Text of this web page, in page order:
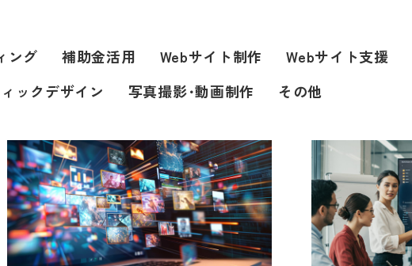
ング 補助金活用 Webサイト制作 Webサイト支援
ックデザイン
写真撮影･動画制作 その他